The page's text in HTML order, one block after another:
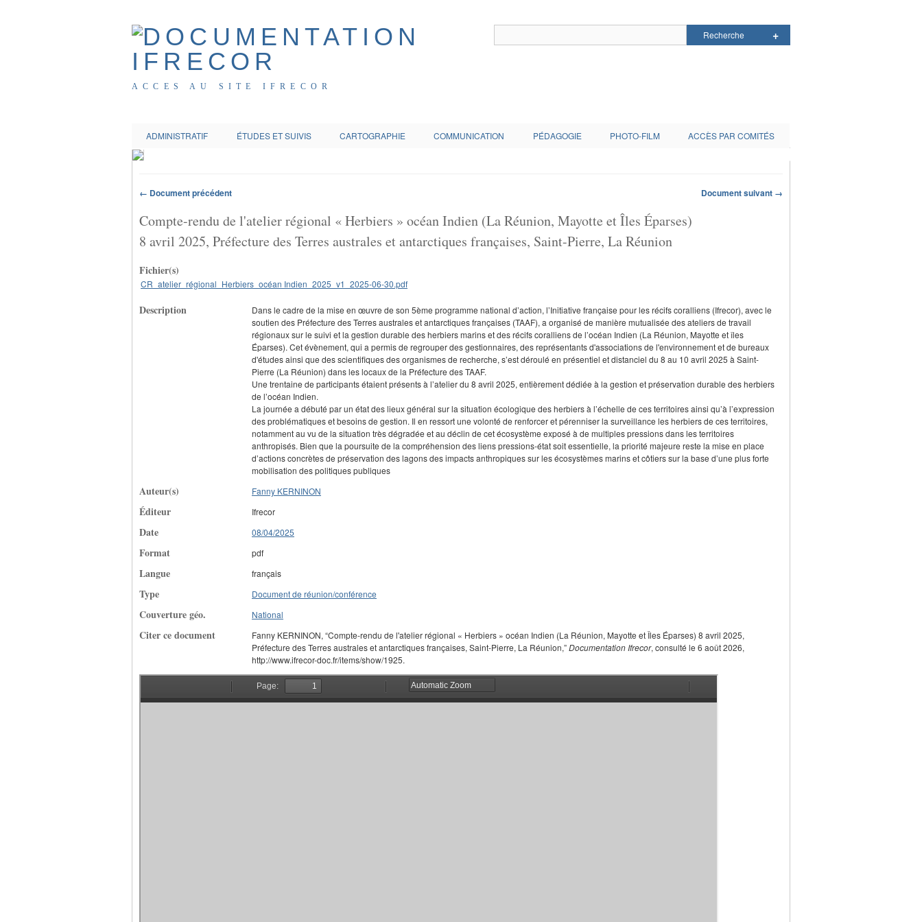
ACCES AU SITE IFRECOR
ADMINISTRATIF ÉTUDES ET SUIVIS CARTOGRAPHIE COMMUNICATION PÉDAGOGIE PHOTO-FILM ACCÈS PAR COMITÉS
← Document précédent Document suivant →
Compte-rendu de l'atelier régional « Herbiers » océan Indien (La Réunion, Mayotte et Îles Éparses)
8 avril 2025, Préfecture des Terres australes et antarctiques françaises, Saint-Pierre, La Réunion
Fichier(s)
CR_atelier_régional_Herbiers_océan Indien_2025_v1_2025-06-30.pdf
Description
Dans le cadre de la mise en œuvre de son 5️ème programme national d’action, l’Initiative française pour les récifs coralliens (Ifrecor), avec le
soutien des Préfecture des Terres australes et antarctiques françaises (TAAF), a organisé de manière mutualisée des ateliers de travail
régionaux sur le suivi et la gestion durable des herbiers marins et des récifs coralliens de l’océan Indien (La Réunion, Mayotte et îles
Éparses). Cet évènement, qui a permis de regrouper des gestionnaires, des représentants d'associations de l'environnement et de bureaux
d'études ainsi que des scientifiques des organismes de recherche, s’est déroulé en présentiel et distanciel du 8 au 10 avril 2025 à Saint-
Pierre (La Réunion) dans les locaux de la Préfecture des TAAF.
Une trentaine de participants étaient présents à l’atelier du 8 avril 2025, entièrement dédiée à la gestion et préservation durable des herbiers
de l’océan Indien.
La journée a débuté par un état des lieux général sur la situation écologique des herbiers à l’échelle de ces territoires ainsi qu’à l’expression
des problématiques et besoins de gestion. Il en ressort une volonté de renforcer et pérenniser la surveillance les herbiers de ces territoires,
notamment au vu de la situation très dégradée et au déclin de cet écosystème exposé à de multiples pressions dans les territoires
anthropisés. Bien que la poursuite de la compréhension des liens pressions-état soit essentielle, la priorité majeure reste la mise en place
d’actions concrètes de préservation des lagons des impacts anthropiques sur les écosystèmes marins et côtiers sur la base d’une plus forte
mobilisation des politiques publiques
Auteur(s) Fanny KERNINON
Éditeur Ifrecor
Date 08/04/2025
Format pdf
Langue français
Type Document de réunion/conférence
Couverture géo. National
Citer ce document
Fanny KERNINON, “Compte-rendu de l'atelier régional « Herbiers » océan Indien (La Réunion, Mayotte et Îles Éparses) 8 avril 2025,
Préfecture des Terres australes et antarctiques françaises, Saint-Pierre, La Réunion,”Documentation Ifrecor, consulté le 6 août 2026,
http://www.ifrecor-doc.fr/items/show/1925.